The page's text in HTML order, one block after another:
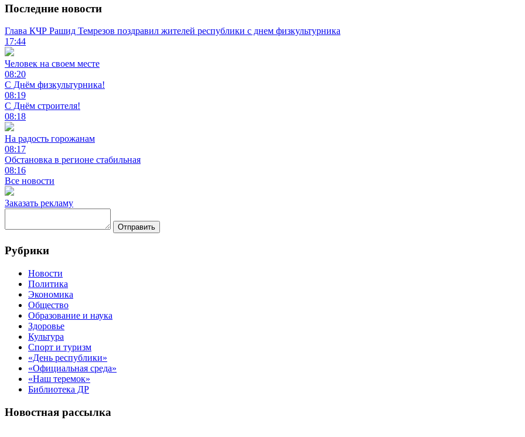
Последние новости
Глава КЧР Рашид Темрезов поздравил жителей республики с днем физкультурника
17:44
Человек на своем месте
08:20
С Днём физкультурника!
08:19
С Днём строителя!
08:18
На радость горожанам
08:17
Обстановка в регионе стабильная
08:16
Все новости
Заказать рекламу
Отправить
Рубрики
Новости
Политика
Экономика
Общество
Образование и наука
Здоровье
Культура
Спорт и туризм
«День республики»
«Официальная среда»
«Наш теремок»
Библиотека ДР
Новостная рассылка